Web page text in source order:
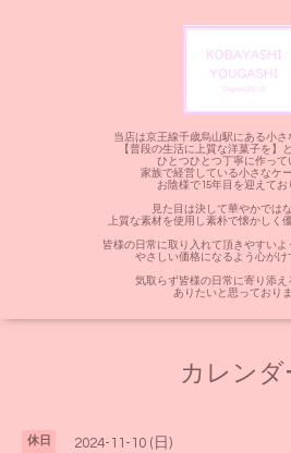
当店は京王線千歳烏山駅にある小さ
【普段の生活に上質な洋菓子を】
ひとつひとつ丁寧に作って
家族で経営している小さなケ
お陰様で15年目を迎えてお
見た目は決して華やかでは
上質な素材を使用し素朴で懐かしく
皆様の日常に取り入れて頂きやすいよ
やさしい価格になるよう心がけ
気取らず皆様の日常に寄り添え
ありたいと思っておりま
カレンダ
休日 2024-11-10 (日)